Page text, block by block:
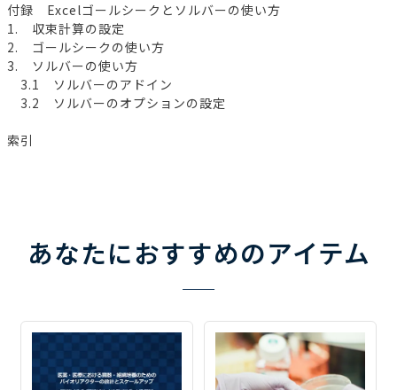
付録 Excelゴールシークとソルバーの使い方
1. 収束計算の設定
2. ゴールシークの使い方
3. ソルバーの使い方
3.1 ソルバーのアドイン
3.2 ソルバーのオプションの設定
索引
あなたにおすすめのアイテム